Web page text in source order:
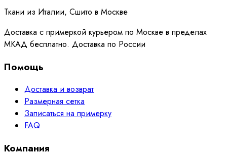
Ткани из Италии, Сшито в Москве
Доставка с примеркой курьером по Москве в пределах
МКАД бесплатно. Доставка по России
Помощь
Доставка и возврат
Размерная сетка
Записаться на примерку
FAQ
Компания